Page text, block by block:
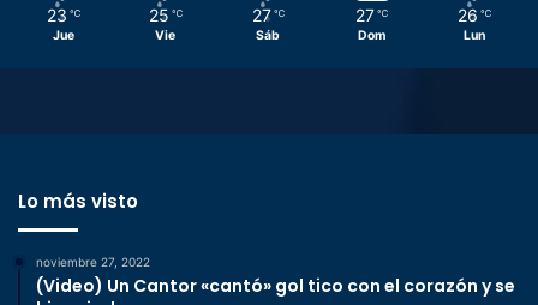
23 ℃
Jue
25 ℃
Vie
27 ℃
Sáb
27 ℃
Dom
26 ℃
Lun
Lo más visto
noviembre 27, 2022
(Video) Un Cantor «cantó» gol tico con el corazón y se